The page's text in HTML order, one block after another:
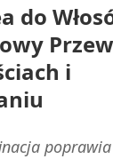
do
i